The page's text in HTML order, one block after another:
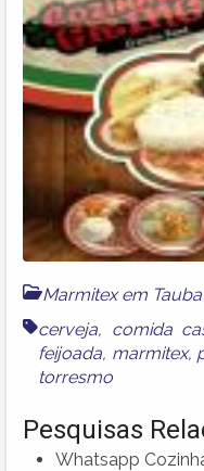
Marmitex em
cerveja, comida
feijoada, marmitex,
torresmo
Pesquisas
Whatsapp